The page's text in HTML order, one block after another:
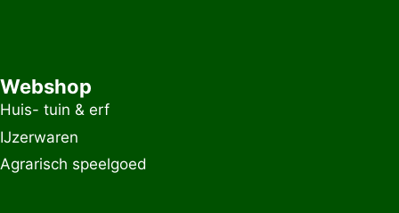
Webshop
Huis- tuin & erf
IJzerwaren
Agrarisch speelgoed